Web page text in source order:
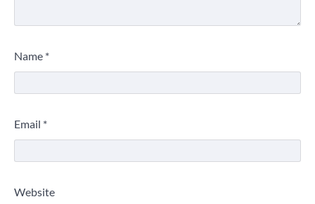
Name *
Email *
Website